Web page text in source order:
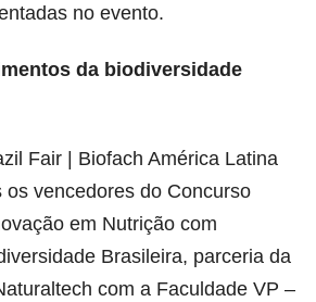
no evento.
da biodiversidade
Fair | Biofach América Latina
os vencedores do Concurso
em Nutrição com
Brasileira, parceria da
com a Faculdade VP –